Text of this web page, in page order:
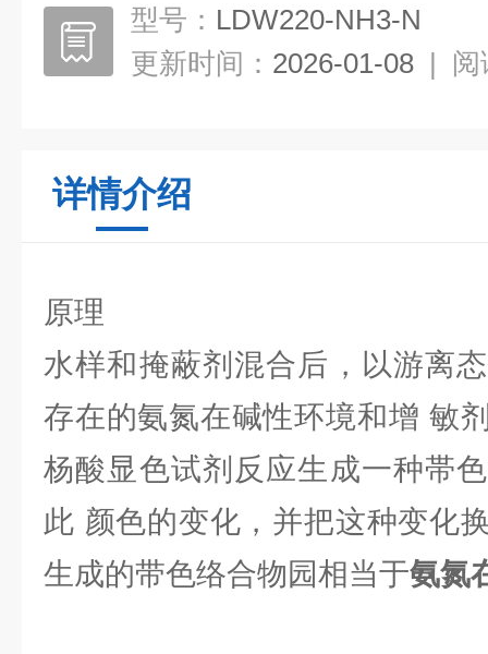
型号： LDW220-NH3-N
更新时间： 2026-01-08 | 阅
详情介绍
原理
水样和掩蔽剂混合后，以游离
存在的氨氮在碱性环境和增 敏
杨酸显色试剂反应生成一种帯
此 颜色的变化，并把这种变化
生成的带色络合物园相当于氨氮